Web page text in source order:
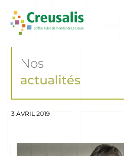
Nos
actualités
3 AVRIL 2019